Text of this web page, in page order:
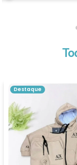
Destaque